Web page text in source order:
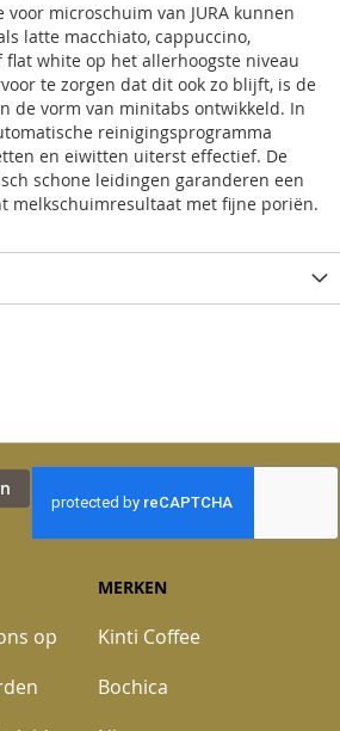
microschuim van JURA kunnen
latte macchiato, cappuccino,
flat white op het allerhoogste niveau
te zorgen dat dit ook zo blijft, is de
de vorm van minitabs ontwikkeld. In
reinigingsprogramma
en eiwitten uiterst effectief. De
schone leidingen garanderen een
melkschuimresultaat met fijne poriën.
op
MERKEN
Kinti Coffee
Bochica